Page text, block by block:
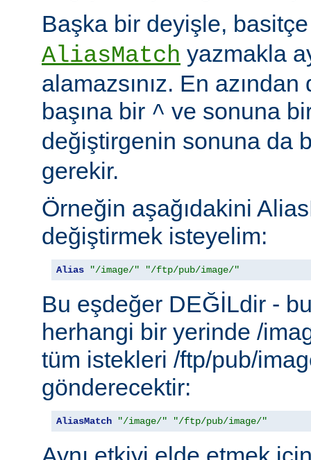
Başka bir deyişle,
AliasMatch yazmakla
alamazsınız. En
başına bir ^ ve sonuna
değiştirgenin sonuna da
gerekir.
Örneğin aşağıdakini
değiştirmek isteyelim:
Alias "/image/" "/ftp/pub/image/"
Bu eşdeğer DEĞİLdir -
herhangi bir yerinde /
tüm istekleri /ftp/pub/
gönderecektir:
AliasMatch "/image/" "/ftp/pub/image/"